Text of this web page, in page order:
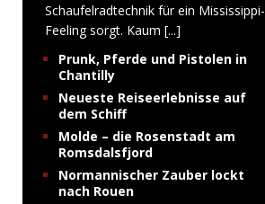
Schaufelradtechnik für ein Mississippi-
Feeling sorgt. Kaum [...]
Prunk, Pferde und Pistolen in
Chantilly
Neueste Reiseerlebnisse auf
dem Schiff
Molde – die Rosenstadt am
Romsdalsfjord
Normannischer Zauber lockt
nach Rouen